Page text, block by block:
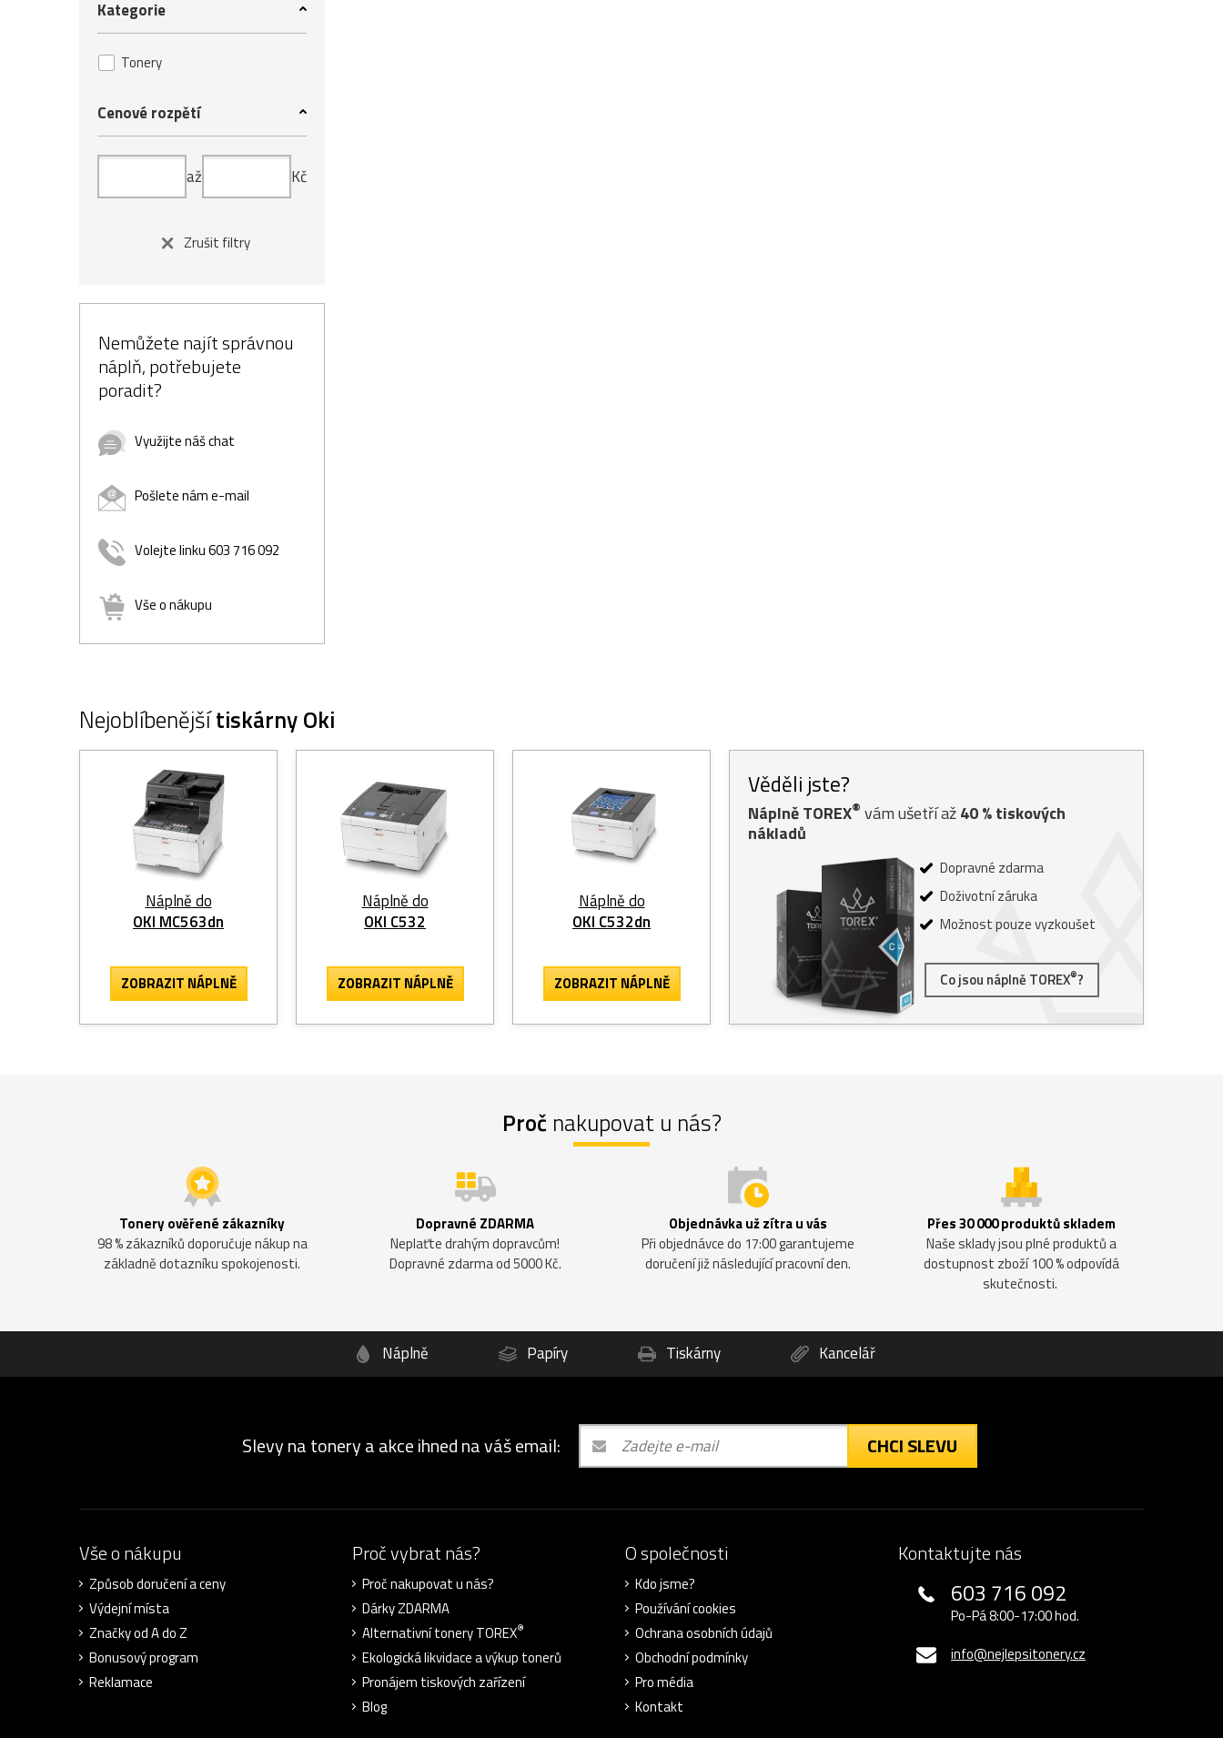
Kategorie
Tonery
Cenové rozpětí
až Kč
Zrušit filtry
Nemůžete najít správnou
náplň, potřebujete
poradit?
Využijte náš chat
Pošlete nám e-mail
Volejte linku 603 716 092
Vše o nákupu
Nejoblíbenějšítiskárny Oki
Náplně do
OKI MC563dn
ZOBRAZITNÁPLNĚ
Náplně do
OKI C532
ZOBRAZITNÁPLNĚ
Náplně do
OKI C532dn
ZOBRAZITNÁPLNĚ
Věděli jste?
Náplně TOREX® vám ušetří až40% tiskových
nákladů
Dopravné zdarma
Doživotní záruka
Možnost pouze vyzkoušet
Co jsou náplně TOREX®?
Proč nakupovat u nás?
Tonery ověřené zákazníky
98 % zákazníků doporučuje nákup na
základně dotazníku spokojenosti.
Dopravné ZDARMA
Neplaťte drahým dopravcům!
Dopravné zdarma od 5000 Kč.
Objednávka už zítra u vás
Při objednávce do 17:00 garantujeme
doručení již následující pracovní den.
Přes 30 000 produktů skladem
Naše sklady jsou plné produktů a
dostupnost zboží 100 % odpovídá
skutečnosti.
Náplně Papíry Tiskárny Kancelář
Slevy na tonery a akce ihned na váš email: CHCI SLEVU
Vše o nákupu
Způsob doručení a ceny
Výdejní místa
Značky od A do Z
Bonusový program
Reklamace
Proč vybrat nás?
Proč nakupovat u nás?
Dárky ZDARMA
Alternativní tonery TOREX®
Ekologická likvidace a výkup tonerů
Pronájem tiskových zařízení
Blog
O společnosti
Kdo jsme?
Používání cookies
Ochrana osobních údajů
Obchodní podmínky
Pro média
Kontakt
Kontaktujte nás
603 716 092
Po-Pá 8:00-17:00 hod.
info@nejlepsitonery.cz